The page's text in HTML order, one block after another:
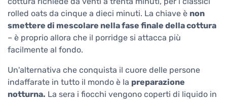
rolled oats da cinque a dieci minuti. La chiave è non
smettere di mescolare nella fase finale della cottura
– è proprio allora che il porridge si attacca più
facilmente al fondo.
Un'alternativa che conquista il cuore delle persone
indaffarate in tutto il mondo è la preparazione
notturna. La sera i fiocchi vengono coperti di liquido in